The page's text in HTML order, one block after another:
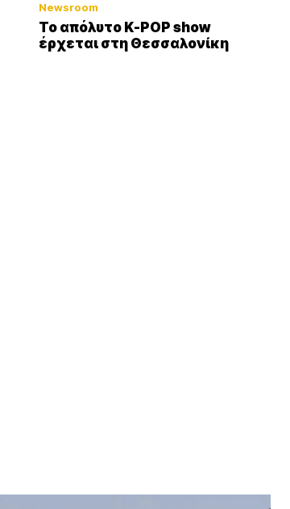
Newsroom
Το απόλυτο K-POP show
έρχεται στη Θεσσαλονίκη